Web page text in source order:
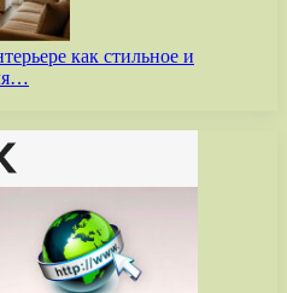
как стильное и